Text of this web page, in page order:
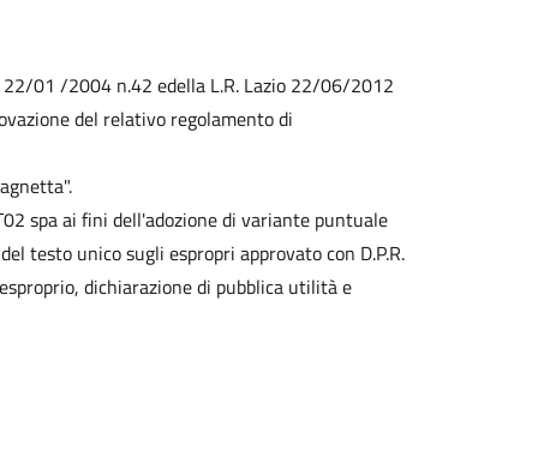
01 /2004 n.42 edella L.R. Lazio 22/06/2012
del relativo regolamento di
spa ai fini dell'adozione di variante puntuale
testo unico sugli espropri approvato con D.P.R.
dichiarazione di pubblica utilità e